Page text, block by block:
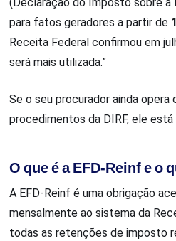
para fatos geradores a partir de
Receita Federal confirmou em
será mais utilizada.”
Se o seu procurador ainda opera
procedimentos da DIRF, ele
O que é a EFD-Reinf e o
A EFD-Reinf é uma obrigação
mensalmente ao sistema da
todas as retenções de imposto